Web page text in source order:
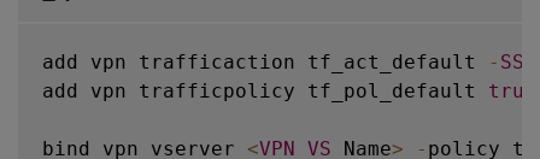
add vpn trafficaction tf_act_default - SSO
add vpn trafficpolicy tf_pol_default true
bind vpn vserver <VPN VS Name> - policy